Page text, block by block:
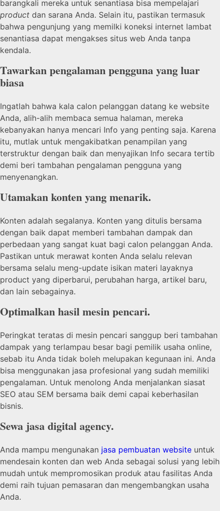
barangkali mereka untuk senantiasa bisa mempelajari
product dan sarana Anda. Selain itu, pastikan termasuk
bahwa pengunjung yang memilki koneksi internet lambat
senantiasa dapat mengakses situs web Anda tanpa
kendala.
Tawarkan pengalaman pengguna yang luar
biasa
Ingatlah bahwa kala calon pelanggan datang ke website
Anda, alih-alih membaca semua halaman, mereka
kebanyakan hanya mencari Info yang penting saja. Karena
itu, mutlak untuk mengakibatkan penampilan yang
terstruktur dengan baik dan menyajikan Info secara tertib
demi beri tambahan pengalaman pengguna yang
menyenangkan.
Utamakan konten yang menarik.
Konten adalah segalanya. Konten yang ditulis bersama
dengan baik dapat memberi tambahan dampak dan
perbedaan yang sangat kuat bagi calon pelanggan Anda.
Pastikan untuk merawat konten Anda selalu relevan
bersama selalu meng-update isikan materi layaknya
product yang diperbarui, perubahan harga, artikel baru,
dan lain sebagainya.
Optimalkan hasil mesin pencari.
Peringkat teratas di mesin pencari sanggup beri tambahan
dampak yang terlampau besar bagi pemilik usaha online,
sebab itu Anda tidak boleh melupakan kegunaan ini. Anda
bisa menggunakan jasa profesional yang sudah memiliki
pengalaman. Untuk menolong Anda menjalankan siasat
SEO atau SEM bersama baik demi capai keberhasilan
bisnis.
Sewa jasa digital agency.
Anda mampu mengunakan jasa pembuatan website untuk
mendesain konten dan web Anda sebagai solusi yang lebih
mudah untuk mempromosikan produk atau fasilitas Anda
demi raih tujuan pemasaran dan mengembangkan usaha
Anda.